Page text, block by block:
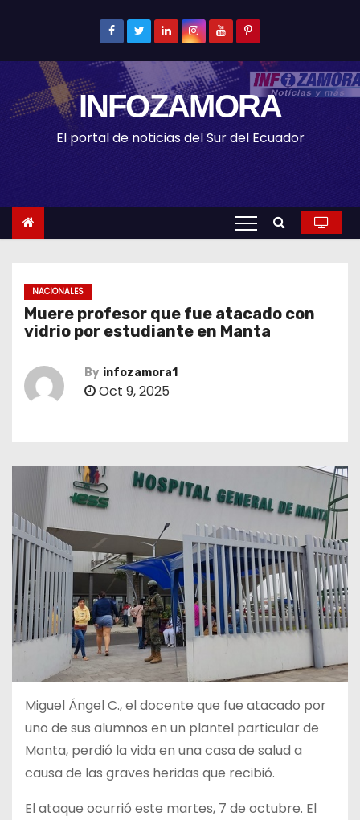
t
e
INFOZAMORA
El portal de noticias del Sur del Ecuador
NACIONALES
Muere profesor que fue atacado con
vidrio por estudiante en Manta
By infozamora1
Oct 9, 2025
Miguel Ángel C., el docente que fue atacado por
uno de sus alumnos en un plantel particular de
Manta, perdió la vida en una casa de salud a
causa de las graves heridas que recibió.
El ataque ocurrió este martes, 7 de octubre. El